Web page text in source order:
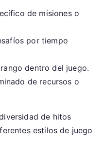
de misiones o
por tiempo
dentro del juego.
de recursos o
de hitos
estilos de juego